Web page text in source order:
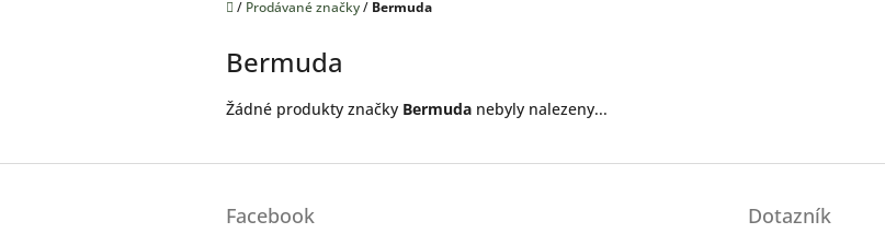
Domů
/ Prodávané značky/ Bermuda
Bermuda
Žádné produkty značky Bermuda nebyly nalezeny...
Facebook Dotazník